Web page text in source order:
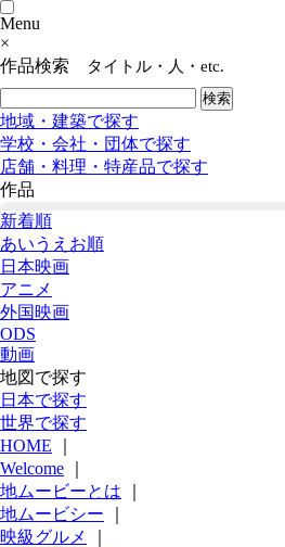
Menu
×
作品検索
タイトル・人・etc.
地域・建築で探す
学校・会社・団体で探す
店舗・料理・特産品で探す
作品
新着順
あいうえお順
日本映画
アニメ
外国映画
ODS
動画
地図で探す
日本で探す
世界で探す
HOME
Welcome
地ムービーとは
地ムービシー
映級グルメ